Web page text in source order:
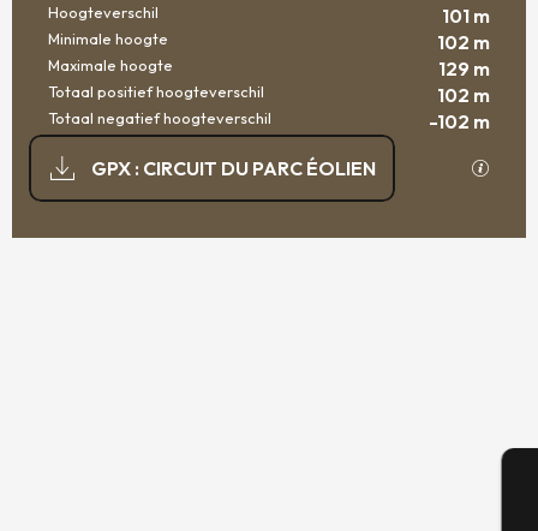
Hoogteverschil 101 m
Minimale hoogte 102 m
Maximale hoogte 129 m
Totaal positief hoogteverschil 102 m
Totaal negatief hoogteverschil
-102 m
DOCUMENTATIE
GPX : CIRCUIT DU PARC ÉOLIEN Met